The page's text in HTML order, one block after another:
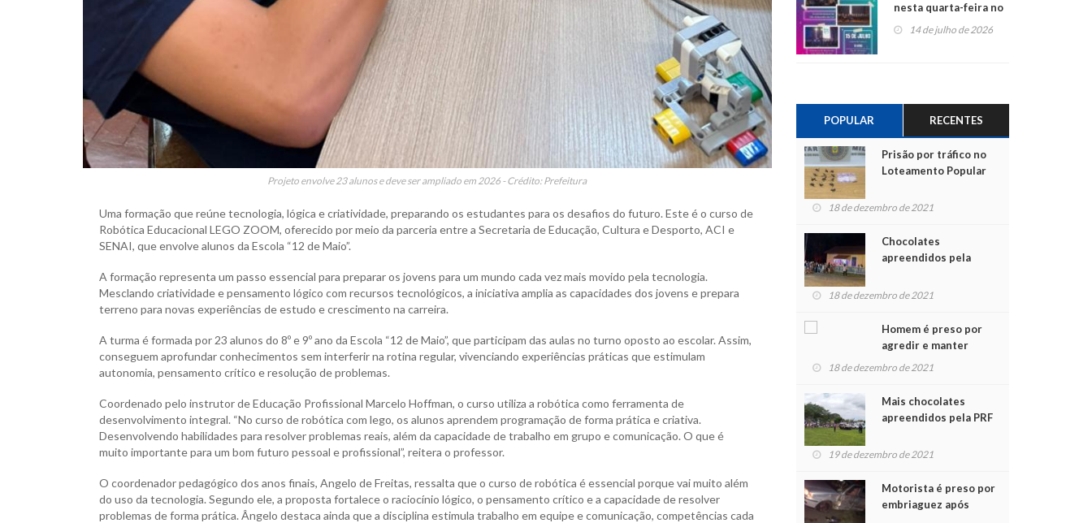
Projeto envolve 23 alunos e deve ser ampliado em 2026 - Crédito: Prefeitura
Uma formação que reúne tecnologia, lógica e criatividade, preparando os estudantes para os desafios do futuro. Este é o curso de
Robótica Educacional LEGO ZOOM, oferecido por meio da parceria entre a Secretaria de Educação, Cultura e Desporto, ACI e
SENAI, que envolve alunos da Escola “12 de Maio”.
A formação representa um passo essencial para preparar os jovens para um mundo cada vez mais movido pela tecnologia.
Mesclando criatividade e pensamento lógico com recursos tecnológicos, a iniciativa amplia as capacidades dos jovens e prepara
terreno para novas experiências de estudo e crescimento na carreira.
A turma é formada por 23 alunos do 8º e 9º ano da Escola “12 de Maio”, que participam das aulas no turno oposto ao escolar. Assim,
conseguem aprofundar conhecimentos sem interferir na rotina regular, vivenciando experiências práticas que estimulam
autonomia, pensamento crítico e resolução de problemas.
Coordenado pelo instrutor de Educação Profissional Marcelo Hoffman, o curso utiliza a robótica como ferramenta de
desenvolvimento integral. “No curso de robótica com lego, os alunos aprendem programação de forma prática e criativa.
Desenvolvendo habilidades para resolver problemas reais, além da capacidade de trabalho em grupo e comunicação. O que é
muito importante para um bom futuro pessoal e profissional”, reitera o professor.
O coordenador pedagógico dos anos finais, Angelo de Freitas, ressalta que o curso de robótica é essencial porque vai muito além
do uso da tecnologia. Segundo ele, a proposta fortalece o raciocínio lógico, o pensamento crítico e a capacidade de resolver
problemas de forma prática. Ângelo destaca ainda que a disciplina estimula trabalho em equipe e comunicação, competências cada
nesta quarta-feira no
Centro de Cultura de
14 de julho de 2026
POPULAR RECENTES
Prisão por tráfico no
Loteamento Popular
18 de dezembro de 2021
Chocolates
apreendidos pela
para crianças na
18 de dezembro de 2021
Homem é preso por
agredir e manter
mulher em cárcere
18 de dezembro de 2021
Mais chocolates
apreendidos pela PRF
crianças no Natal
19 de dezembro de 2021
Motorista é preso por
embriaguez após